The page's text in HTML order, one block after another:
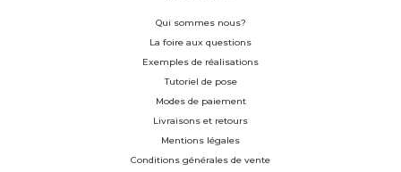
Qui sommes nous?
La foire aux questions
Exemples de réalisations
Tutoriel de pose
Modes de paiement
Livraisons et retours
Mentions légales
Conditions générales de vente